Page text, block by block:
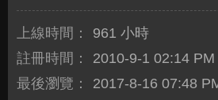
上線時間：
961 小時
註冊時間：
2010-9-1 02:14 PM
最後瀏覽：
2017-8-16 07:48